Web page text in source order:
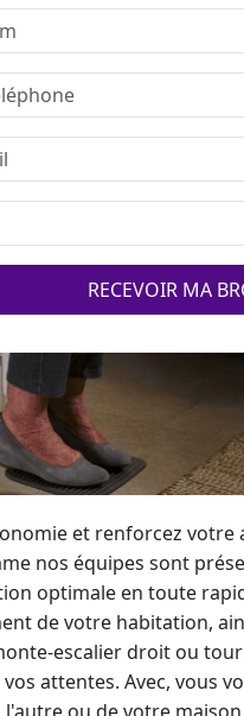
RECEVOIR MA
et renforcez votre
nos équipes sont
optimale en toute
de votre habitation,
escalier droit ou
attentes. Avec, vous